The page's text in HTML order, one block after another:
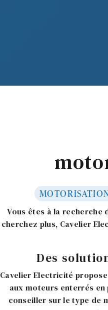
Vous êtes à la recherche
cherchez plus, Cavelier
Des
Cavelier Electricité
aux moteurs enterrés
conseiller sur le type de